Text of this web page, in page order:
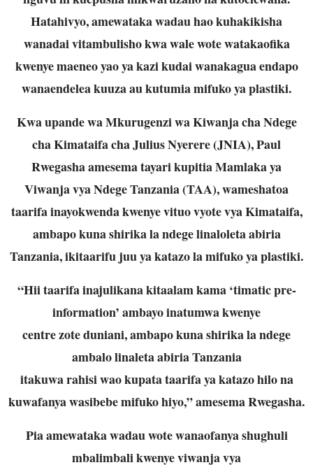
Hatahivyo, amewataka wadau hao kuhakikisha
wanadai vitambulisho kwa wale wotewatakaofika
kwenye maeneo yao ya kazi kudai wanakagua endapo
wanaendelea kuuzaau kutumia mifuko ya plastiki.
Kwa upande wa Mkurugenzi wa Kiwanja cha Ndege
cha Kimataifa cha Julius Nyerere(JNIA), Paul
Rwegasha amesema tayari kupitia Mamlaka ya
Viwanja vya NdegeTanzania (TAA), wameshatoa
taarifa inayokwenda kwenye vituo vyote vya Kimataifa,
ambapo kuna shirika la ndege linaloleta abiria
Tanzania, ikitaarifu juu ya katazo lamifuko ya plastiki.
“Hii taarifa inajulikana kitaalam kama ‘timatic pre-
information’ ambayo inatumwa kwenye
centre zote duniani, ambapo kuna shirika la ndege
ambalo linaleta abiria Tanzania
itakuwa rahisi wao kupata taarifa ya katazo hilo na
kuwafanya wasibebe mifuko hiyo,”amesema Rwegasha.
Pia amewataka wadau wote wanaofanya shughuli
mbalimbali kwenye viwanja vya